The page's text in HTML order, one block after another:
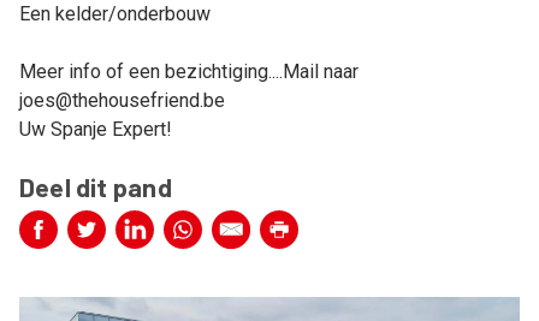
Een kelder/onderbouw
Meer info of een bezichtiging....Mail naar
joes@thehousefriend.be
Uw Spanje Expert!
Deel dit pand